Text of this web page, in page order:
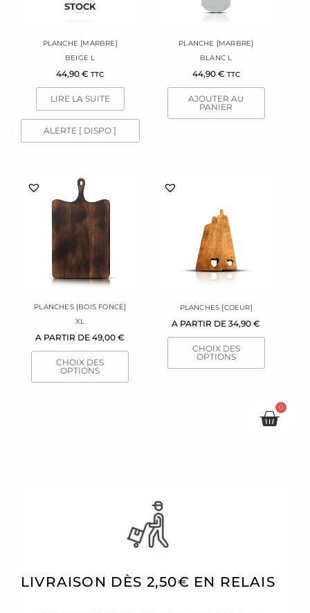
STOCK
PLANCHE [MARBRE]
BEIGE L
44,90€ TTC
LIRE LA SUITE
ALERTE [ DISPO ]
PLANCHE [MARBRE]
BLANC L
44,90 € TTC
AJOUTER AU
PANIER
PLANCHES [BOIS FONCÉ]
XL
A PARTIR DE49,00€
CHOIX DES
OPTIONS
page
produit
PLANCHES [COEUR]
A PARTIR DE34,90€
CHOIX DES
OPTIONS
la
du
0
LIVRAISON DÈS 2,50€ EN RELAIS